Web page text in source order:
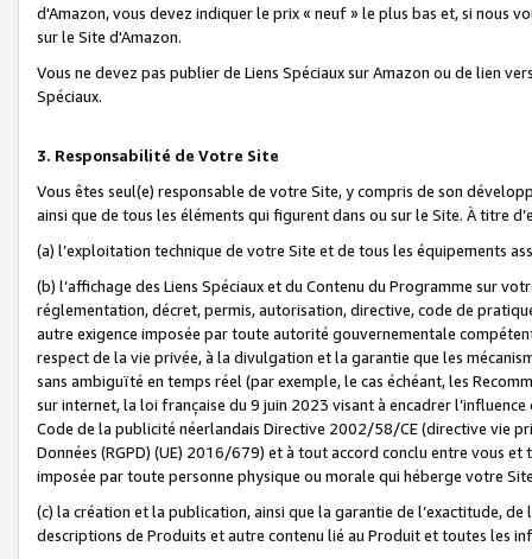
d'Amazon, vous devez indiquer le prix « neuf » le plus bas et, si nous
sur le Site d'Amazon.
Vous ne devez pas publier de Liens Spéciaux sur Amazon ou de lien
Spéciaux.
3. Responsabilité de Votre Site
Vous êtes seul(e) responsable de votre Site, y compris de son
ainsi que de tous les éléments qui figurent dans ou sur le Site. À titre
(a) l’exploitation technique de votre Site et de tous les équipements
(b) l’affichage des Liens Spéciaux et du Contenu du Programme sur
réglementation, décret, permis, autorisation, directive, code de
autre exigence imposée par toute autorité gouvernementale
respect de la vie privée, à la divulgation et la garantie que les
sans ambiguïté en temps réel (par exemple, le cas échéant, les
sur internet, la loi française du 9 juin 2023 visant à encadrer
Code de la publicité néerlandais Directive 2002/58/CE (directive vie
Données (RGPD) (UE) 2016/679) et à tout accord conclu entre vous
imposée par toute personne physique ou morale qui héberge votre
(c) la création et la publication, ainsi que la garantie de l’exactitude,
descriptions de Produits et autre contenu lié au Produit et toutes les